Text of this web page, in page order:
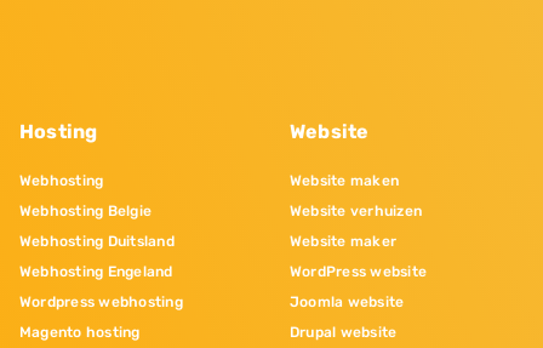
Hosting
Webhosting
Webhosting Belgie
Webhosting Duitsland
Webhosting Engeland
Wordpress webhosting
Magento hosting
Website
Website maken
Website verhuizen
Website maker
WordPress website
Joomla website
Drupal website